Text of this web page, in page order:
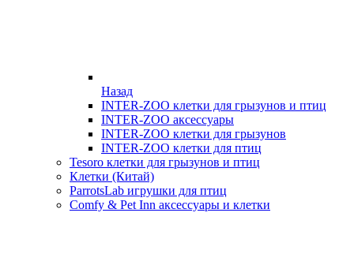
Назад
INTER-ZOO клетки для грызунов и птиц
INTER-ZOO аксессуары
INTER-ZOO клетки для грызунов
INTER-ZOO клетки для птиц
Tesoro клетки для грызунов и птиц
Клетки (Китай)
ParrotsLab игрушки для птиц
Comfy & Pet Inn аксессуары и клетки